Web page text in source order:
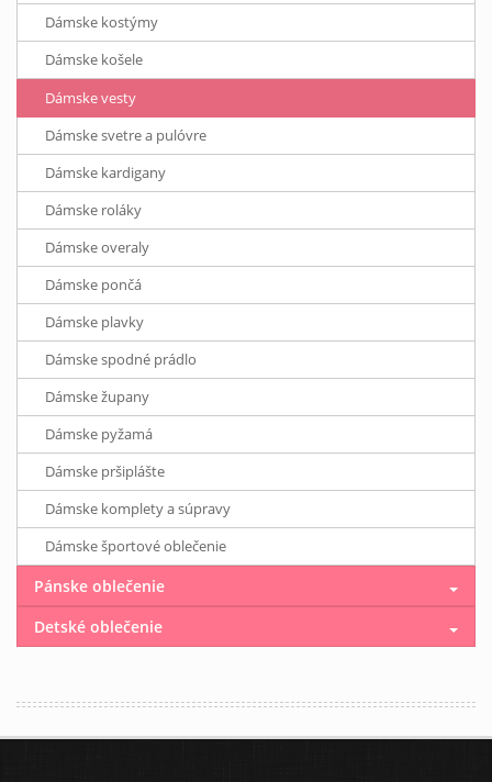
Dámske kostýmy
Dámske košele
Dámske vesty
Dámske svetre a pulóvre
Dámske kardigany
Dámske roláky
Dámske overaly
Dámske pončá
Dámske plavky
Dámske spodné prádlo
Dámske župany
Dámske pyžamá
Dámske pršiplášte
Dámske komplety a súpravy
Dámske športové oblečenie
Pánske oblečenie
Detské oblečenie